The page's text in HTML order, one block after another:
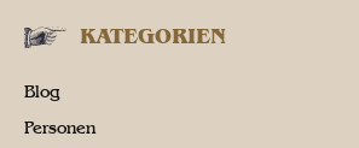
KATEGORIEN
Blog
Personen